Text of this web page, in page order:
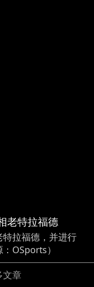
老特拉福德
拉福德，并进行
OSports）
文章